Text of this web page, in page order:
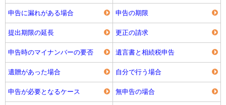
申告に漏れがある場合 申告の期限
提出期限の延長 更正の請求
申告時のマイナンバーの要否 遺言書と相続税申告
遺贈があった場合 自分で行う場合
申告が必要となるケース 無申告の場合